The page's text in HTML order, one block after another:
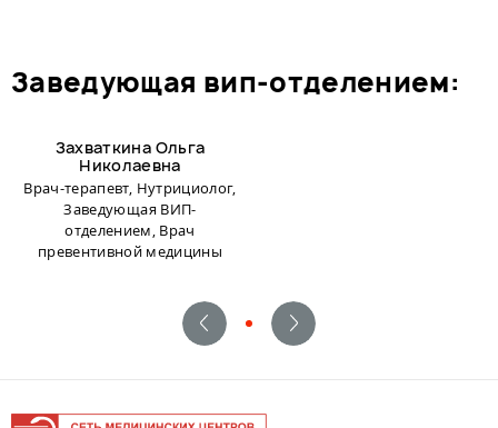
заведующая вип-отделением:
Захваткина Ольга
Николаевна
Врач-терапевт, Нутрициолог,
Заведующая ВИП-
отделением, Врач
превентивной медицины